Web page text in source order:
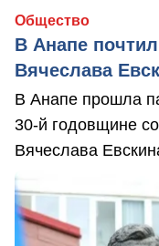
Общество
В Анапе
Вячеслава
В Анапе прошла
30-й годовщине
Вячеслава